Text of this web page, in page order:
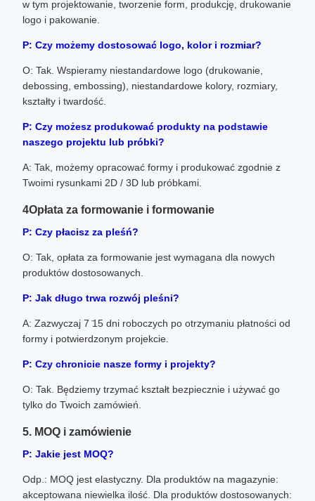
w tym projektowanie, tworzenie form, produkcję, drukowanie
logo i pakowanie.
P: Czy możemy dostosować logo, kolor i rozmiar?
O: Tak. Wspieramy niestandardowe logo (drukowanie,
debossing, embossing), niestandardowe kolory, rozmiary,
kształty i twardość.
P: Czy możesz produkować produkty na podstawie
naszego projektu lub próbki?
A: Tak, możemy opracować formy i produkować zgodnie z
Twoimi rysunkami 2D / 3D lub próbkami.
4Opłata za formowanie i formowanie
P: Czy płacisz za pleśń?
O: Tak, opłata za formowanie jest wymagana dla nowych
produktów dostosowanych.
P: Jak długo trwa rozwój pleśni?
A: Zazwyczaj 7 ̇15 dni roboczych po otrzymaniu płatności od
formy i potwierdzonym projekcie.
P: Czy chronicie nasze formy i projekty?
O: Tak. Będziemy trzymać kształt bezpiecznie i używać go
tylko do Twoich zamówień.
5. MOQ i zamówienie
P: Jakie jest MOQ?
Odp.: MOQ jest elastyczny. Dla produktów na magazynie:
akceptowana niewielka ilość. Dla produktów dostosowanych: